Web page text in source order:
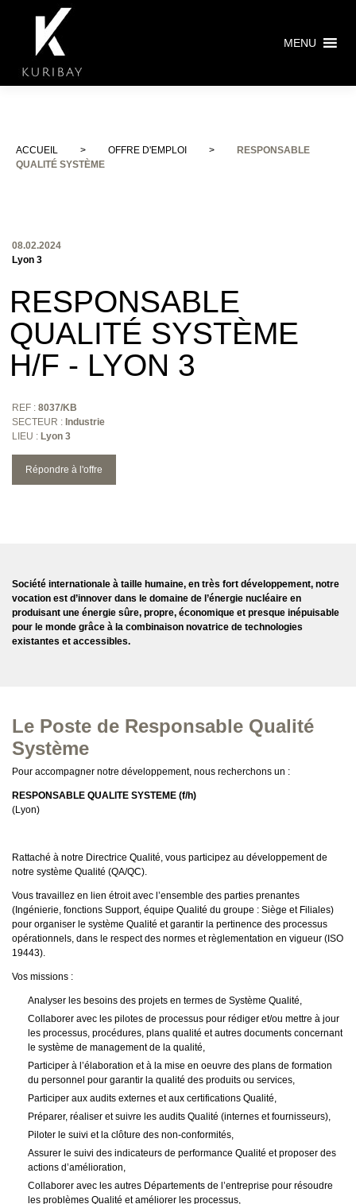
MENU
ACCUEIL > OFFRE D'EMPLOI >
RESPONSABLE
QUALITÉ SYSTÈME
08.02.2024
Lyon 3
RESPONSABLE
QUALITÉ SYSTÈME
H/F - LYON 3
REF : 8037/KB
SECTEUR : Industrie
LIEU : Lyon 3
Répondre à l'offre
Société internationale à taille humaine, en très fort développement, notre
vocation est d’innover dans le domaine de l’énergie nucléaire en
produisant une énergie sûre, propre, économique et presque inépuisable
pour le monde grâce à la combinaison novatrice de technologies
existantes et accessibles.
Le Poste de Responsable Qualité
Système
Pour accompagner notre développement, nous recherchons un :
RESPONSABLE QUALITE SYSTEME (f/h)
(Lyon)
Rattaché à notre Directrice Qualité, vous participez au développement de
notre système Qualité (QA/QC).
Vous travaillez en lien étroit avec l’ensemble des parties prenantes
(Ingénierie, fonctions Support, équipe Qualité du groupe : Siège et Filiales)
pour organiser le système Qualité et garantir la pertinence des processus
opérationnels, dans le respect des normes et règlementation en vigueur (ISO
19443).
Vos missions :
Analyser les besoins des projets en termes de Système Qualité,
Collaborer avec les pilotes de processus pour rédiger et/ou mettre à jour
les processus, procédures, plans qualité et autres documents concernant
le système de management de la qualité,
Participer à l’élaboration et à la mise en oeuvre des plans de formation
du personnel pour garantir la qualité des produits ou services,
Participer aux audits externes et aux certifications Qualité,
Préparer, réaliser et suivre les audits Qualité (internes et fournisseurs),
Piloter le suivi et la clôture des non-conformités,
Assurer le suivi des indicateurs de performance Qualité et proposer des
actions d’amélioration,
Collaborer avec les autres Départements de l’entreprise pour résoudre
les problèmes Qualité et améliorer les processus,